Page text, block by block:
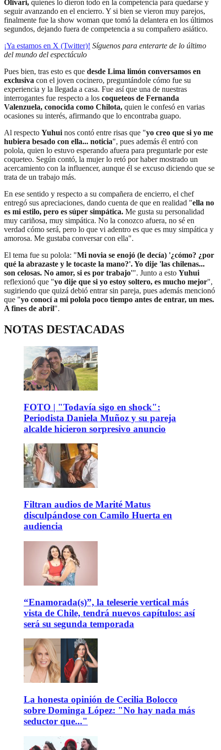
Olivari, quienes lo dieron todo en la competencia para quedarse y
seguir avanzando en el encierro. Y si bien se vieron muy parejos,
finalmente fue la show woman que tomó la delantera en los últimos
segundos, dejando fuera de competencia a su compañero asiático.
¡Ya estamos en X (Twitter)! Síguenos para enterarte de lo último
del mundo del espectáculo
Pues bien, tras esto es que desde Lima limón conversamos en
exclusiva con el joven cocinero, preguntándole cómo fue su
experiencia y la llegada a casa. Fue así que una de nuestras
interrogantes fue respecto a los coqueteos de Fernanda
Valenzuela, conocida como Chilota, quien le confesó en varias
ocasiones su interés, afirmando que lo encontraba guapo.
Al respecto Yuhui nos contó entre risas que "yo creo que si yo me
hubiera besado con ella... noticia", pues además él entró con
polola, quien lo estuvo esperando afuera para preguntarle por este
coqueteo. Según contó, la mujer lo retó por haber mostrado un
acercamiento con la influencer, aunque él se excuso diciendo que se
trata de un trabajo más.
En ese sentido y respecto a su compañera de encierro, el chef
entregó sus apreciaciones, dando cuenta de que en realidad "ella no
es mi estilo, pero es súper simpática. Me gusta su personalidad
muy cariñosa, muy simpática. No la conozco afuera, no sé en
verdad cómo será, pero lo que vi adentro es que es muy simpática y
amorosa. Me gustaba conversar con ella".
El tema fue su polola: "Mi novia se enojó (le decía) '¿cómo? ¿por
qué la abrazaste y le tocaste la mano?'. Yo dije 'las chilenas...
son celosas. No amor, si es por trabajo'". Junto a esto Yuhui
reflexionó que "yo dije que si yo estoy soltero, es mucho mejor",
sugiriendo que quizá debió entrar sin pareja, pues además mencionó
que "yo conocí a mi polola poco tiempo antes de entrar, un mes.
A fines de abril".
NOTAS DESTACADAS
FOTO | "Todavía sigo en shock":
Periodista Daniela Muñoz y su pareja
alcalde hicieron sorpresivo anuncio
Filtran audios de Marité Matus
disculpándose con Camilo Huerta en
audiencia
“Enamorada(s)”, la teleserie vertical más
vista de Chile, tendrá nuevos capítulos: así
será su segunda temporada
La honesta opinión de Cecilia Bolocco
sobre Dominga López: "No hay nada más
seductor que..."